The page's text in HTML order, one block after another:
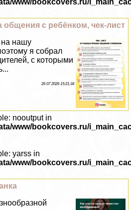
общения с ребёнком, чек-лист
нашу
я собрал
с которыми
26 07 2026 15:21:34
nooutput in
www/bookcovers.ru/
yarss in
www/bookcovers.ru/